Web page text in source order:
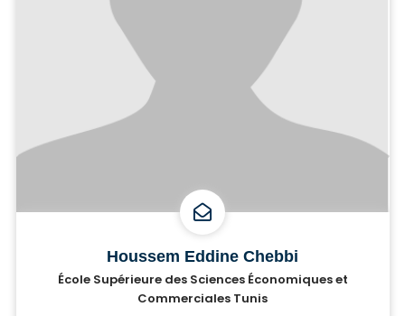
Houssem Eddine Chebbi
École Supérieure des Sciences Économiques et
Commerciales Tunis